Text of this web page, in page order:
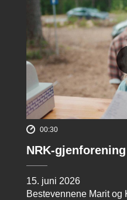
00:30
NRK-
15. juni 2026
Bestevennene Marit og